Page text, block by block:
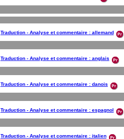
Traduction - Analyse et commentaire : allemand
Traduction - Analyse et commentaire : anglais
Traduction - Analyse et commentaire : danois
Traduction - Analyse et commentaire : espagnol
Traduction - Analyse et commentaire : italien